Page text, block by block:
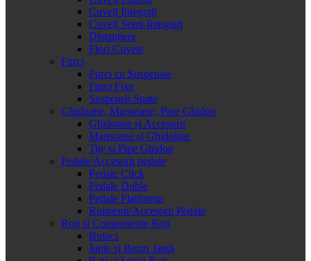
Cuveți Integrați
Cuveți Semi-Integrați
Distanțiere
Flori Cuvete
Furci
Furci cu Suspensie
Furci Fixe
Suspensii Spate
Ghidoane, Mansoane, Pipe Ghidon
Ghidoane și Accesorii
Mansoane și Ghidoline
Tije și Pipe Ghidon
Pedale/Accesorii pedale
Pedale Click
Pedale Duble
Pedale Platforma
Rulmenti/Accesorii Pedale
Roți și Componente Roți
Butuci
Jante și Benzi Jantă